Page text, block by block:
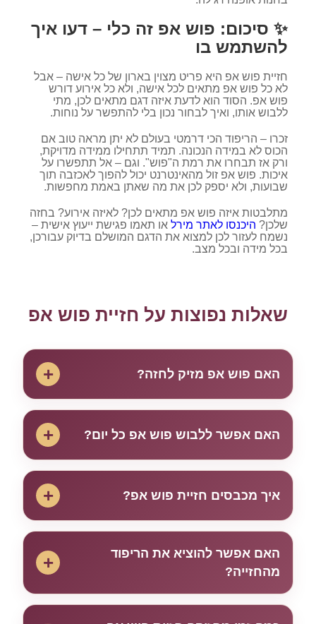
✨ סיכום: פוש אפ זה כלי – דעו איך
להשתמש בו
חזיית פוש אפ היא פריט מצוין בארון של כל אישה – אבל
לא כל פוש אפ מתאים לכל אישה, ולא כל אירוע דורש
פוש אפ. הסוד הוא לדעת איזה דגם מתאים לכן, מתי
ללבוש אותו, ואיך לבחור נכון בלי להתפשר על נוחות.
זכרו – הריפוד הכי דרמטי בעולם לא יתן מראה טוב אם
הכוס לא במידה הנכונה. תמיד תתחילו ממידה מדויקת,
ורק אז תבחרו את רמת ה"פוש". וגם – אל תתפשרו על
איכות. פוש אפ זול מהאינטרנט יכול להפוך לאכזבה תוך
שבועות, ולא יספק לכן את מה שאתן באמת מחפשות.
מתלבטות איזה פוש אפ מתאים לכן? לאיזה אירוע? בחזה
שלכן? היכנסו לאתר מירל או תאמו פגישת ייעוץ אישית –
נשמח לעזור לכן למצוא את הדגם המושלם בדיוק עבורכן,
בכל מידה ובכל מצב.
שאלות נפוצות על חזיית פוש אפ
האם פוש אפ מזיק לחזה? +
האם אפשר ללבוש פוש אפ כל יום? +
איך מכבסים חזיית פוש אפ? +
האם אפשר להוציא את הריפוד
מהחזייה?
+